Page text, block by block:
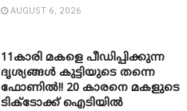
AUGUST 6, 2026
11കാരി മകളെ പീഡിപ്പിക്കുന്ന
ദൃശ്യങ്ങൾ കുട്ടിയുടെ തന്നെ
ഫോണിൽ!! 20 കാരനെ മകളുടെ
ടിക്ടോക്ക് ഐടിയിൽ